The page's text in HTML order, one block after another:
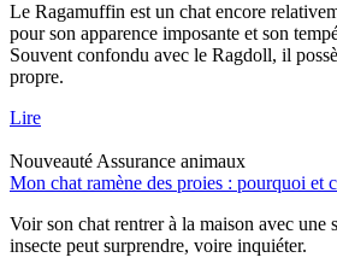
Le Ragamuffin est un chat encore
pour son apparence imposante et son
Souvent confondu avec le Ragdoll, il
propre.
Lire
NouveautéAssurance animaux
Mon chat ramène des proies : pourquoi et
Voir son chat rentrer à la maison avec une
insecte peut surprendre, voire inquiéter.